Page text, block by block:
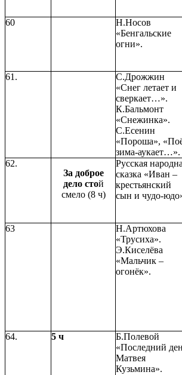
60
Н.Носов
«Бенгальские
огни».
61.
С.Дрожжин
«Снег летает и
сверкает…».
К.Бальмонт
«Снежинка».
С.Есенин
«Пороша»,
зима-аукает…».
62.
За доброе
дело стой
смело (8 ч)
Русская
сказка «Иван –
крестьянский
сын и чудо-
63
Н.Артюхова
«Трусиха».
Э.Киселёва
«Мальчик –
огонёк».
64.
5 ч
Б.Полевой
«Последний
Матвея
Кузьмина».